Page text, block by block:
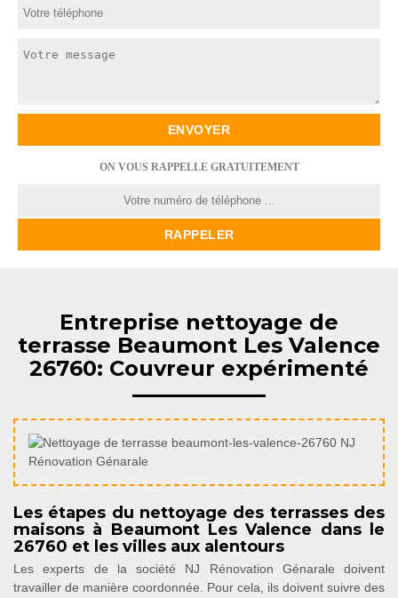
ON VOUS RAPPELLE GRATUITEMENT
Entreprise nettoyage de
terrasse Beaumont Les Valence
26760: Couvreur expérimenté
Les étapes du nettoyage des terrasses des
maisons à Beaumont Les Valence dans le
26760 et les villes aux alentours
Les experts de la société NJ Rénovation Génarale doivent
travailler de manière coordonnée. Pour cela, ils doivent suivre des